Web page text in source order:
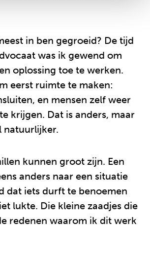
in ben gegroeid? De tijd
was ik gewend om
oplossing toe te werken.
eerst ruimte te maken:
en mensen zelf weer
krijgen. Dat is anders, maar
natuurlijker.
kunnen groot zijn. Een
anders naar een situatie
dat iets durft te benoemen
lukte. Die kleine zaadjes die
redenen waarom ik dit werk